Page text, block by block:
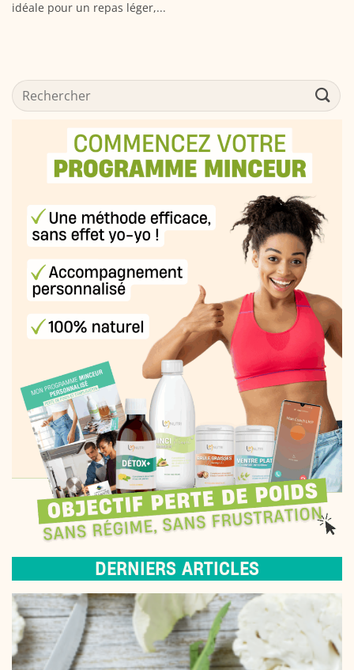
idéale pour un repas léger,...
DERNIERS ARTICLES